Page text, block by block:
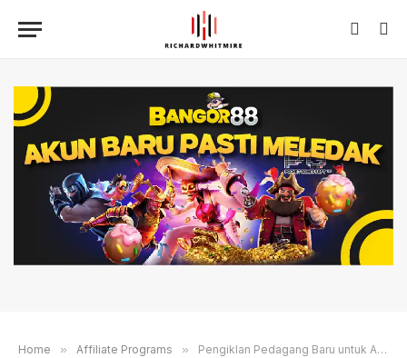
Home » Affiliate Programs » Pengiklan Pedagang Baru untuk Akhir Desember - AvantLink